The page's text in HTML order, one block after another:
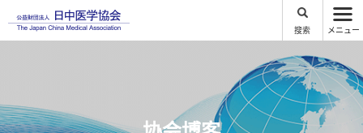
搜索 メニュー